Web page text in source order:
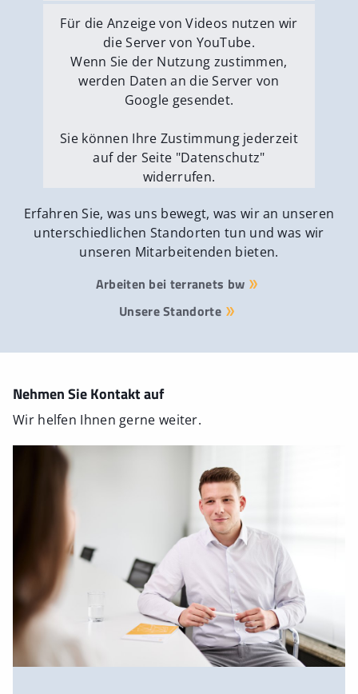
Externe Medien erlauben
Für die Anzeige von Videos nutzen wir
die Server von YouTube.
Wenn Sie der Nutzung zustimmen,
werden Daten an die Server von
Google gesendet.
Sie können Ihre Zustimmung jederzeit
auf der Seite "Datenschutz"
widerrufen.
Externe Medien erlauben
Erfahren Sie, was uns bewegt, was wir an unseren
unterschiedlichen Standorten tun und was wir
unseren Mitarbeitenden bieten.
Arbeiten bei terranets bw
Unsere Standorte
Nehmen Sie Kontakt auf
Wir helfen Ihnen gerne weiter.